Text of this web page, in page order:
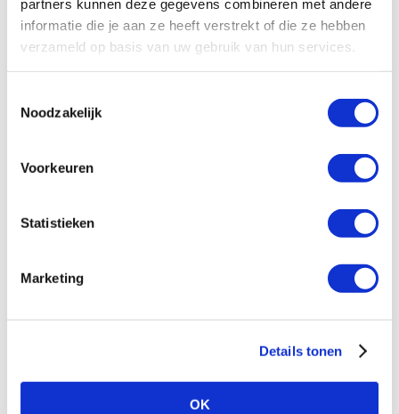
partners kunnen deze gegevens combineren met andere
informatie die je aan ze heeft verstrekt of die ze hebben
verzameld op basis van uw gebruik van hun services.
Noodzakelijk
Voorkeuren
Statistieken
Marketing
Details tonen
OK
Hoe gebruik ik een scanner?
Waarom koop je Zebra-producten bij DCP?
Hoe installeer ik een Zebra-labelprinter?